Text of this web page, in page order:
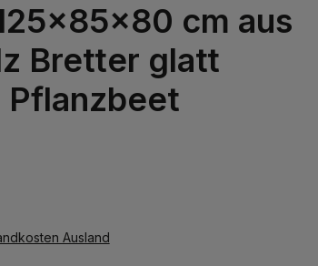
cm aus
Bretter glatt
Ausland